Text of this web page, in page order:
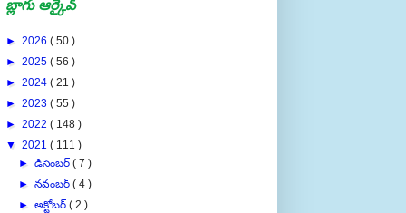
బ్లాగు ఆర్కైవ్
► 2026 ( 50 )
► 2025 ( 56 )
► 2024 ( 21 )
► 2023 ( 55 )
► 2022 ( 148 )
▼ 2021 ( 111 )
►డిసెంబర్( 7 )
►నవంబర్( 4 )
►అక్టోబర్( 2 )